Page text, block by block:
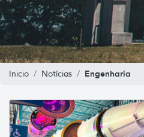
Inicio Notícias Engenharia